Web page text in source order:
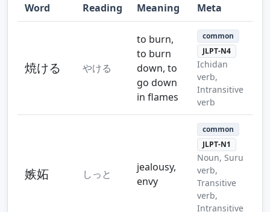
Word Reading Meaning Meta
焼ける やける
to burn,
to burn
down, to
go down
in flames
common
JLPT-N4
Ichidan
verb,
Intransitive
verb
嫉妬 しっと
jealousy,
envy
common
JLPT-N1
Noun, Suru
verb,
Transitive
verb,
Intransitive